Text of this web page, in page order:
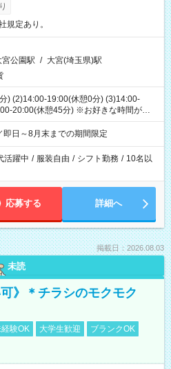
規定あり。
宮公園駅 / 大宮(埼玉県)駅
) (2)14:00-19:00(休憩0分) (3)14:00-
20:00(休憩45分) ※お好きな時間が選べ
即日～8月末までの期間限定
活躍中 / 服装自由 / シフト勤務 / 10名以
応募する 詳細へ
掲載日：2026.08.03
未読
》＊チラシのモクモク
験OK 大学生歓迎
ブランクOK